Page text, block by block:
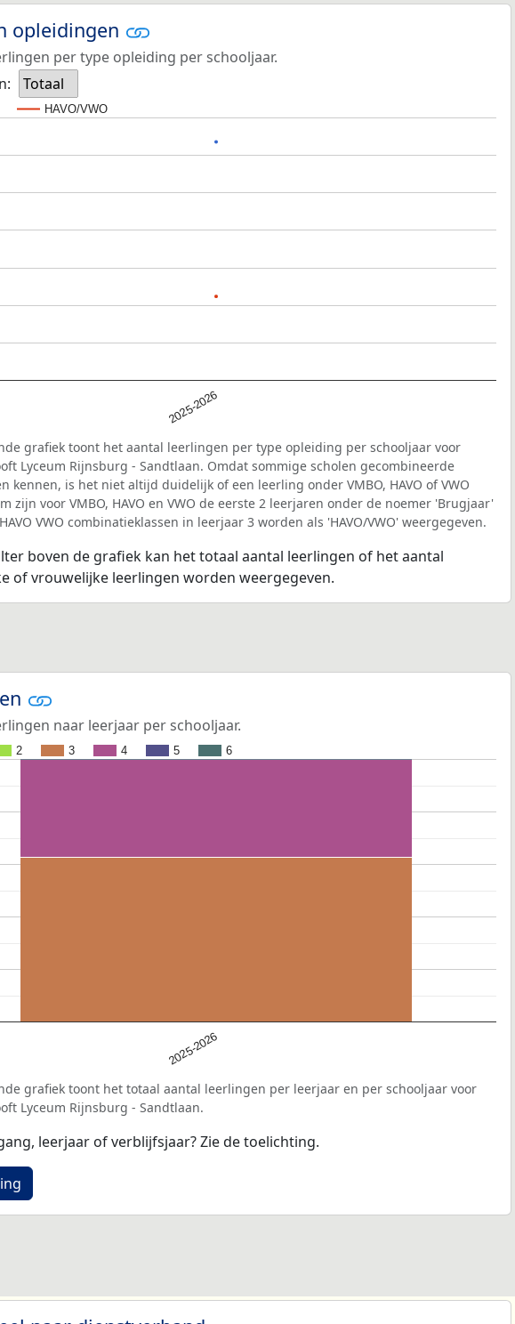
opleidingen
per type opleiding per schooljaar.
Totaal
HAVO/VWO
2025-2026
grafiek toont het aantal leerlingen per type opleiding per schooljaar voor
Lyceum Rijnsburg - Sandtlaan. Omdat sommige scholen gecombineerde
kennen, is het niet altijd duidelijk of een leerling onder VMBO, HAVO of VWO
zijn voor VMBO, HAVO en VWO de eerste 2 leerjaren onder de noemer 'Brugjaar'
VWO combinatieklassen in leerjaar 3 worden als 'HAVO/VWO' weergegeven.
boven de grafiek kan het totaal aantal leerlingen of het aantal
of vrouwelijke leerlingen worden weergegeven.
naar leerjaar per schooljaar.
2 3 4 5 6
2025-2026
grafiek toont het totaal aantal leerlingen per leerjaar en per schooljaar voor
Lyceum Rijnsburg - Sandtlaan.
leerjaar of verblijfsjaar? Zie de toelichting.